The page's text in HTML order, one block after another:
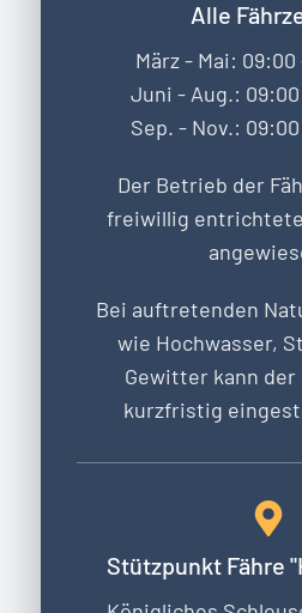
Alle
März - Mai: 09:00
Juni - Aug.:
Sep. - Nov.:
Der Betrieb der
freiwillig
Bei auftretenden
wie Hochwasser,
Gewitter kann
kurzfristig
Stützpunkt Fähre